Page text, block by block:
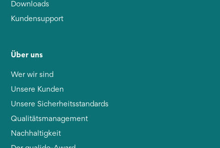
Downloads
Kundensupport
Über uns
Wer wir sind
Unsere Kunden
Unsere Sicherheitsstandards
Qualitätsmanagement
Nachhaltigkeit